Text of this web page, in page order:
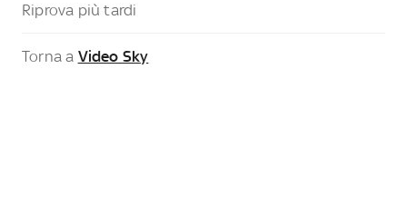
Riprova più tardi
Torna a Video Sky